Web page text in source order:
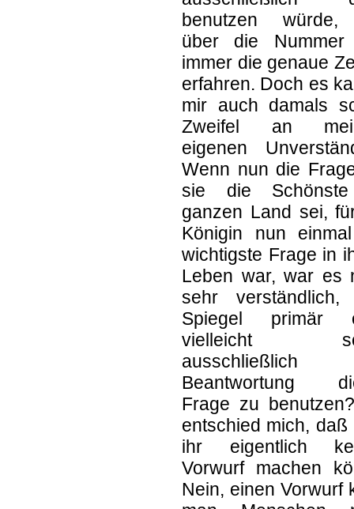
benutzen
über die Nummer
immer die genaue
erfahren. Doch es
mir auch damals
Zweifel an
eigenen
Wenn nun die
sie die
ganzen Land sei,
Königin nun
wichtigste Frage in
Leben war, war es
sehr verständlich,
Spiegel primär
vielleicht
ausschließlich
Beantwortung
Frage zu
entschied mich, daß
ihr eigentlich
Vorwurf machen
Nein, einen Vorwurf